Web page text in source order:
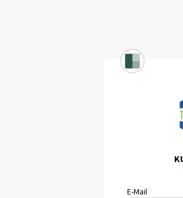
E-Mail